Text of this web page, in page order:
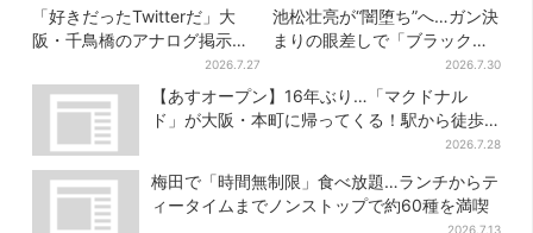
「好きだったTwitterだ」大
阪・千鳥橋のアナログ掲示板
が話題、かつて駅にあった“伝
言板”がモデルに
2026.7.27
池松壮亮が“闇堕ち”へ…ガン決
まりの眼差しで「ブラック秀
吉がログイン」【豊臣兄弟】
2026.7.30
【あすオープン】16年ぶり…「マクドナル
ド」が大阪・本町に帰ってくる！駅から徒歩1
2026.7.28
梅田で「時間無制限」食べ放題…ランチからテ
ィータイムまでノンストップで約60種を満喫
2026.7.13